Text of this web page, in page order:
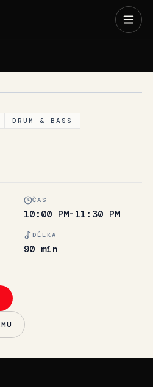
DRUM & BASS
ČAS
10:00 PM-11:30 PM
DÉLKA
90 min